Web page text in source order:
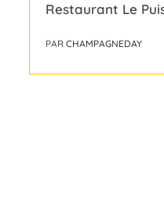
Restaurant Le
PAR CHAMPAGNEDAY